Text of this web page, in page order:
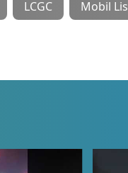
LCGC Mobil